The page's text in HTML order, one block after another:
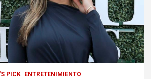
PICK ENTRETENIMIENTO